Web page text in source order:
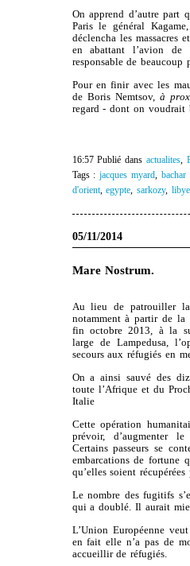
On apprend d’autre part
Paris le général
déclencha les massacres
en abattant l’avion
responsable de beaucoup
Pour en finir avec les
de Boris Nemtsov, à
regard - dont on voudrait
16:57 Publié dansactualites,
Tags :jacques myard, bachar
d'orient,egypte,sarkozy,libye
05/11/2014
Mare Nostrum.
Au lieu de patrouiller la
notamment à partir de
fin octobre 2013, à la
large de Lampedusa,
secours aux réfugiés en
On a ainsi sauvé des
toute l’Afrique et du
Italie
Cette opération
prévoir, d’augmenter
Certains passeurs se
embarcations de fortune
qu’elles soient
Le nombre des fugitifs
qui a doublé. Il aurait
L’Union Européenne
en fait elle n’a pas de
accueillir de réfugiés.